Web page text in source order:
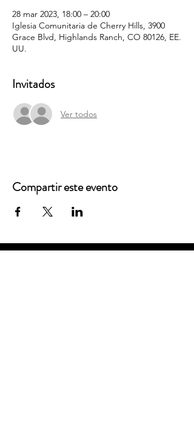
28 mar 2023, 18:00 – 20:00
Iglesia Comunitaria de Cherry Hills, 3900
Grace Blvd, Highlands Ranch, CO 80126, EE.
UU.
Invitados
Ver todos
Compartir este evento